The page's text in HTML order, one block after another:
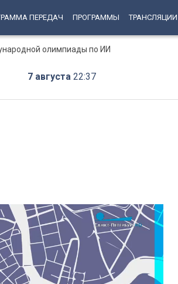
ПЕРЕДАЧ ПРОГРАММЫ ТРАНСЛЯЦИИ
олимпиады по ИИ
7 августа 22:37